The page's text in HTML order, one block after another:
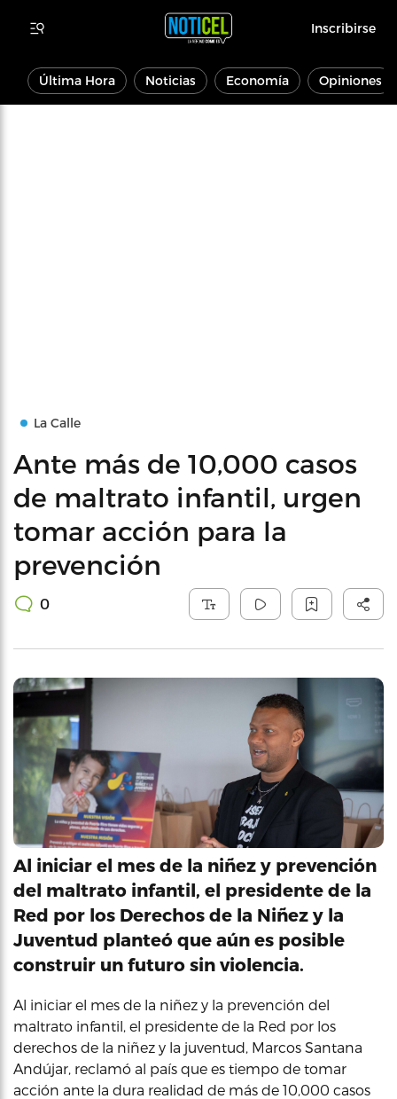
Inscribirse
Última Hora Noticias Economía Opiniones
La Calle
Ante más de 10,000 casos
de maltrato infantil, urgen
tomar acción para la
prevención
0
Al iniciar el mes de la niñez y prevención
del maltrato infantil, el presidente de la
Red por los Derechos de la Niñez y la
Juventud planteó que aún es posible
construir un futuro sin violencia.
Al iniciar el mes de la niñez y la prevención del
maltrato infantil, el presidente de la Red por los
derechos de la niñez y la juventud, Marcos Santana
Andújar, reclamó al país que es tiempo de tomar
acción ante la dura realidad de más de 10,000 casos